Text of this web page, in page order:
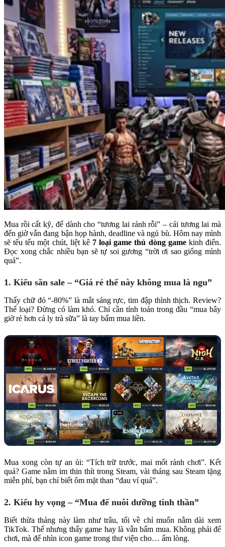
Mua rồi cất kỹ, để dành cho “tương lai rảnh rỗi” – cái tương lai mà
đến giờ vẫn đang bận họp hành, deadline và ngủ bù. Hôm nay mình
sẽ tếu tếu một chút, liệt kê 7 loại game thủ dòng gamekinh điển.
Đọc xong chắc nhiều bạn sẽ tự soi gương “trời ơi sao giống mình
quá”.
1. Kiểu săn sale – “Giá rẻ thế này không mua là ngu”
Thấy chữ đỏ “-80%” là mắt sáng rực, tim đập thình thịch. Review?
Thể loại? Đừng có làm khó. Chỉ cần tính toán trong đầu “mua bây
giờ rẻ hơn cả ly trà sữa” là tay bấm mua liền.
Mua xong còn tự an ủi: “Tích trữ trước, mai mốt rảnh chơi”. Kết
quả? Game nằm im thin thít trong Steam, vài tháng sau Steam tặng
miễn phí, bạn chỉ biết ôm mặt than “đau ví quá”.
2. Kiểu hy vọng – “Mua để nuôi dưỡng tinh thần”
Biết thừa tháng này làm như trâu, tối về chỉ muốn nằm dài xem
TikTok. Thế nhưng thấy game hay là vẫn bấm mua. Không phải để
chơi, mà để nhìn icon game trong thư viện cho… ấm lòng.